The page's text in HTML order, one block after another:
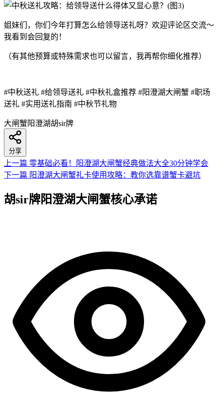
姐妹们，你们今年打算怎么给领导送礼呀？欢迎评论区交流～
我看到会回复的！
（有其他预算或特殊需求也可以留言，我再帮你细化推荐）
#中秋送礼 #给领导送礼 #中秋礼盒推荐 #阳澄湖大闸蟹 #职场
送礼 #实用送礼指南 #中秋节礼物
大闸蟹阳澄湖胡sir牌
分享
上一篇 零基础必看！阳澄湖大闸蟹经典做法大全30分钟学会
下一篇 阳澄湖大闸蟹礼卡使用攻略：教你选靠谱蟹卡避坑
胡sir牌阳澄湖大闸蟹核心承诺